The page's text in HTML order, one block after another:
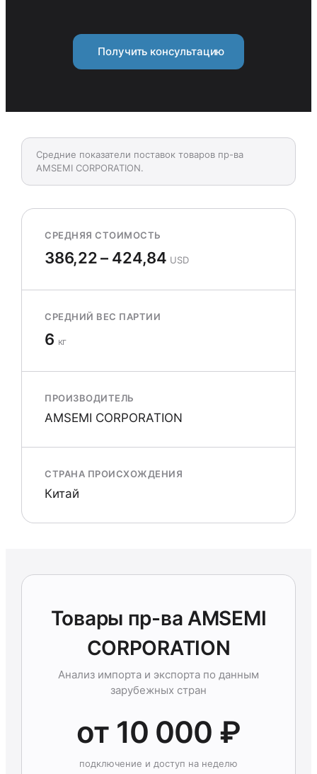
Получить консультацию
Средние показатели поставок товаров пр-ва
AMSEMI CORPORATION.
СРЕДНЯЯ СТОИМОСТЬ
386,22 – 424,84 USD
СРЕДНИЙ ВЕС ПАРТИИ
6 кг
ПРОИЗВОДИТЕЛЬ
AMSEMI CORPORATION
СТРАНА ПРОИСХОЖДЕНИЯ
Китай
Товары пр-ва AMSEMI
CORPORATION
Анализ импорта и экспорта по данным
зарубежных стран
от 10 000 ₽
подключение и доступ на неделю